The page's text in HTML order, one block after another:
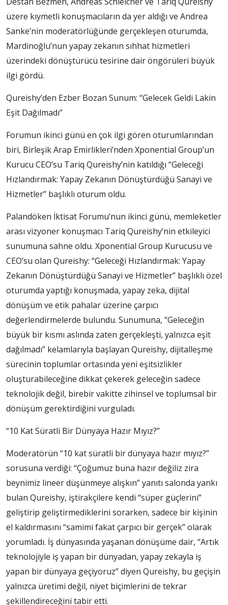
üzere kıymetli konuşmacıların da yer aldığı ve Andrea
Sanke’nin moderatörlüğünde gerçekleşen oturumda,
Mardinoğlu’nun yapay zekanın sıhhat hizmetleri
üzerindeki dönüştürücü tesirine dair öngörüleri büyük
ilgi gördü.
Qureishy’den Ezber Bozan Sunum: “Gelecek Geldi Lakin
Eşit Dağılmadı”
Forumun ikinci günü en çok ilgi gören oturumlarından
biri, Birleşik Arap Emirlikleri’nden Xponential Group’un
Kurucu CEO’su Tariq Qureishy’nin katıldığı “Geleceği
Hızlandırmak: Yapay Zekanın Dönüştürdüğü Sanayi ve
Hizmetler” başlıklı oturum oldu.
Palandöken İktisat Forumu’nun ikinci günü, memleketler
arası vizyoner konuşmacı Tariq Qureishy’nin etkileyici
sunumuna sahne oldu. Xponential Group Kurucusu ve
CEO’su olan Qureishy: “Geleceği Hızlandırmak: Yapay
Zekanın Dönüştürdüğü Sanayi ve Hizmetler” başlıklı özel
oturumda yaptığı konuşmada, yapay zeka, dijital
dönüşüm ve etik pahalar üzerine çarpıcı
değerlendirmelerde bulundu. Sunumuna, “Geleceğin
büyük bir kısmı aslında zaten gerçekleşti, yalnızca eşit
dağılmadı” kelamlarıyla başlayan Qureishy, dijitalleşme
sürecinin toplumlar ortasında yeni eşitsizlikler
oluşturabileceğine dikkat çekerek geleceğin sadece
teknolojik değil, birebir vakitte zihinsel ve toplumsal bir
dönüşüm gerektirdiğini vurguladı.
“10 Kat Süratli Bir Dünyaya Hazır Mıyız?”
Moderatörün “10 kat süratli bir dünyaya hazır mıyız?”
sorusuna verdiği: “Çoğumuz buna hazır değiliz zira
beynimiz lineer düşünmeye alışkın” yanıtı salonda yankı
bulan Qureishy, iştirakçilere kendi “süper güçlerini”
geliştirip geliştirmediklerini sorarken, sadece bir kişinin
el kaldırmasını “samimi fakat çarpıcı bir gerçek” olarak
yorumladı. İş dünyasında yaşanan dönüşüme dair, “Artık
teknolojiyle iş yapan bir dünyadan, yapay zekayla iş
yapan bir dünyaya geçiyoruz” diyen Qureishy, bu geçişin
yalnızca üretimi değil, niyet biçimlerini de tekrar
şekillendireceğini tabir etti.